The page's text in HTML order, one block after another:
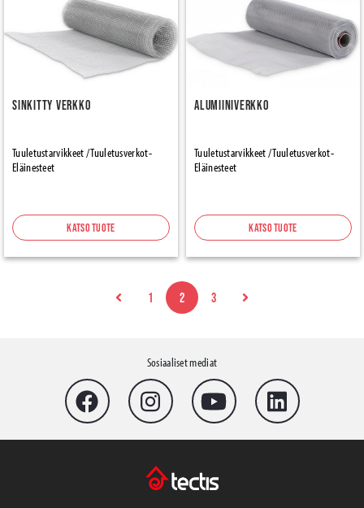
Sinkitty verkko
Tuuletustarvikkeet / Tuuletusverkot-
Eläinesteet
Katso tuote
Alumiiniverkko
Tuuletustarvikkeet / Tuuletusverkot-
Eläinesteet
Katso tuote
1 2 3
Sosiaaliset mediat